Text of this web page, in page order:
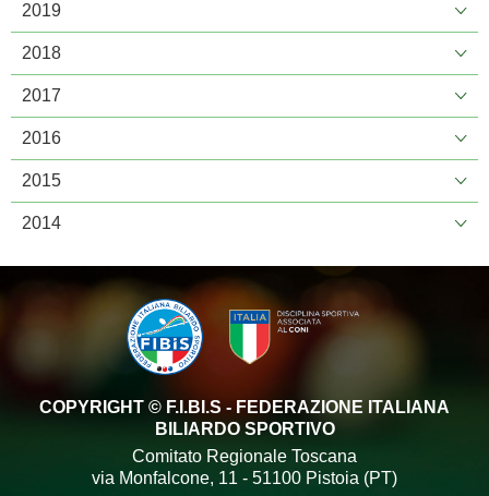
2019
2018
2017
2016
2015
2014
COPYRIGHT © F.I.BI.S - FEDERAZIONE ITALIANA
BILIARDO SPORTIVO
Comitato Regionale Toscana
via Monfalcone, 11 - 51100 Pistoia (PT)